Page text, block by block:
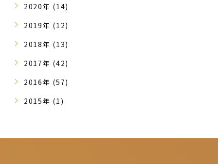
2020年 (14)
2019年 (12)
2018年 (13)
2017年 (42)
2016年 (57)
2015年 (1)